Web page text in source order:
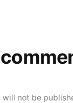
will not be